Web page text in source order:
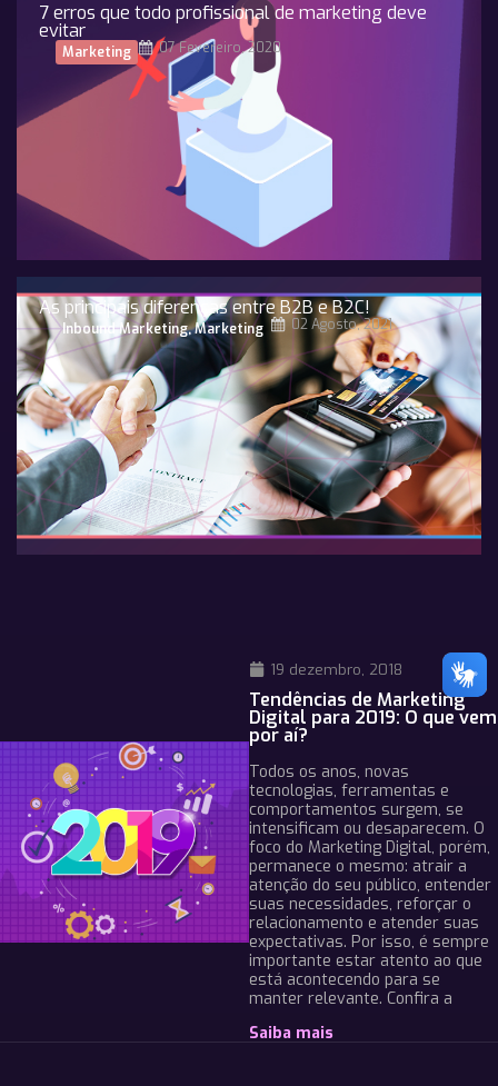
7 erros que todo profissional de marketing deve
evitar
Marketing 07 Fevereiro, 2020
As principais diferenças entre B2B e B2C!
Inbound Marketing,Marketing 02 Agosto, 2021
19 dezembro, 2018
Tendências de Marketing
Digital para 2019: O que vem
por aí?
Todos os anos, novas
tecnologias, ferramentas e
comportamentos surgem, se
intensificam ou desaparecem. O
foco do Marketing Digital, porém,
permanece o mesmo: atrair a
atenção do seu público, entender
suas necessidades, reforçar o
relacionamento e atender suas
expectativas. Por isso, é sempre
importante estar atento ao que
está acontecendo para se
manter relevante. Confira a
Saiba mais